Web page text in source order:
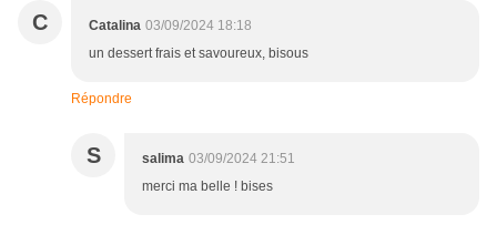
C Catalina 03/09/2024 18:18
un dessert frais et savoureux, bisous
Répondre
S salima 03/09/2024 21:51
merci ma belle ! bises